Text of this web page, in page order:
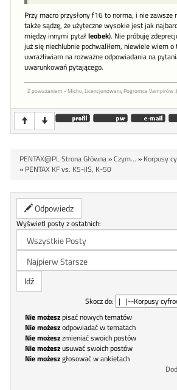
Przy macro przysłony f16 to norma, i nie zawsze
także sądzę, że użyteczne wysokie jest jak
między innymi pytałleobek). Nie próbuję
już się niechlubnie pochwaliłem, niewiele wiem o
uwrażliwiam na rozważne odpowiadania na
uwarunkowań pytającego.
Z poważaniem - Michu, Licencjonowany Pogromca Vampirów
PENTAX@PL Strona Główna»Czym... » Korpusy
» PENTAX KF vs. K5-IIS, K-50
Odpowiedz
Wyświetl posty z ostatnich:
Skocz do:
Nie możeszpisać nowych tematów
Nie możeszodpowiadać w tematach
Nie możeszzmieniać swoich postów
Nie możeszusuwać swoich postów
Nie możeszgłosować w ankietach